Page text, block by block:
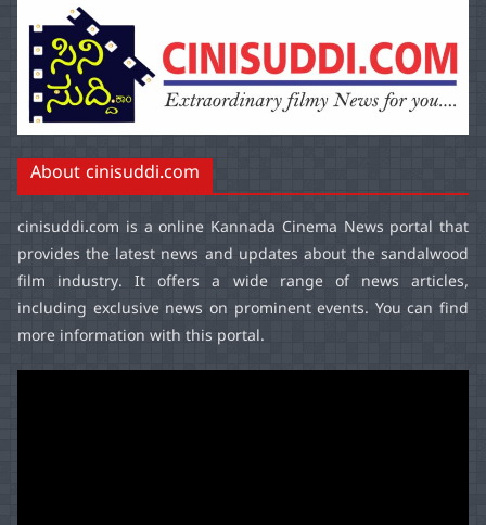
About cinisuddi.com
cinisuddi.com is a online Kannada Cinema News portal that
provides the latest news and updates about the sandalwood
film industry. It offers a wide range of news articles,
including exclusive news on prominent events. You can find
more information with this portal.